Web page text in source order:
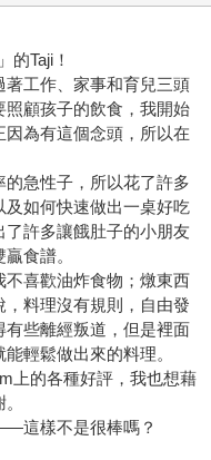
的Taji！
工作、家事和育兒三頭
顧孩子的飲食，我開始
為有這個念頭，所以在
急性子，所以花了許多
如何快速做出一桌好吃
許多讓餓肚子的小朋友
食譜。
喜歡油炸食物；燉東西
料理沒有規則，自由發
些離經叛道，但是裡面
輕鬆做出來的料理。
上的各種好評，我也想藉
這樣不是很棒嗎？